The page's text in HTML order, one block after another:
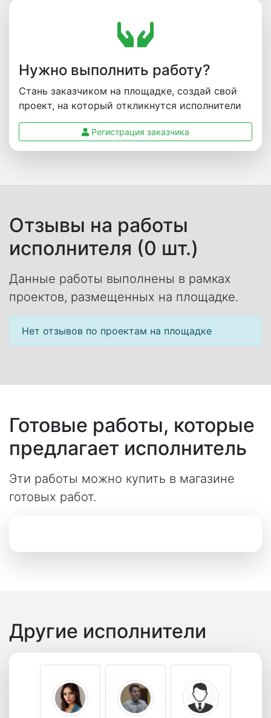
Нужно выполнить работу?
Стань заказчиком на площадке, создай свой
проект, на который откликнутся исполнители
Регистрация заказчика
Отзывы на работы
исполнителя (0 шт.)
Данные работы выполнены в рамках
проектов, размещенных на площадке.
Нет отзывов по проектам на площадке
Готовые работы, которые
предлагает исполнитель
Эти работы можно купить в магазине
готовых работ.
Другие исполнители